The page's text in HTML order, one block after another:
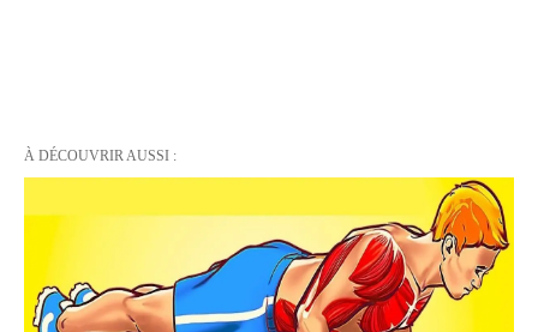
À DÉCOUVRIR AUSSI :